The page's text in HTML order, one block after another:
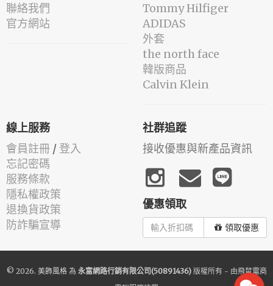
聯絡我們
官方網站
Tommy Hilfiger
ADIDAS
外套
the north face
韓版商品
Calvin Klein
線上服務
會員註冊 / 登入
忘記密碼
服務條款
隱私權政策
退換貨政策
防詐騙宣導
社群追蹤
接收優惠與新產品資訊
優惠領取
領取優惠
© 2026. 美飾風格為 永富網路行銷有限公司(50891436)版權所有 - 由飛鼠電商